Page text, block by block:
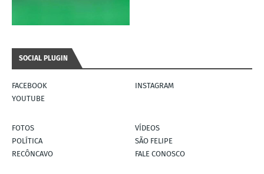
SOCIAL PLUGIN
FACEBOOK
INSTAGRAM
YOUTUBE
FOTOS
VÍDEOS
POLÍTICA
SÃO FELIPE
RECÔNCAVO
FALE CONOSCO